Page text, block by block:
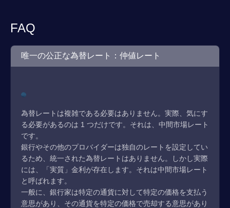
FAQ
唯一の公正な為替レート：仲値レート
為替レートは複雑である必要はありません。実際、気にす
る必要があるのは 1 つだけです。それは、中間市場レート
です。
銀行やその他のプロバイダーは独自のレートを設定してい
るため、統一された為替レートはありません。しかし実際
には、「実質」金利が存在します。それは中間市場レート
と呼ばれます。
一般に、銀行家は特定の通貨に対して特定の価格を支払う
意思があり、その通貨を特定の価格で売却する意思があり